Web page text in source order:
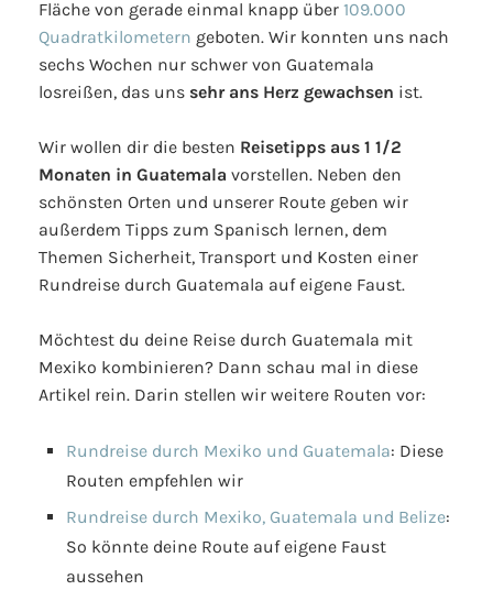
Fläche von gerade einmal knapp über 109.000
Quadratkilometern geboten. Wir konnten uns nach
sechs Wochen nur schwer von Guatemala
losreißen, das uns sehr ans Herz gewachsen ist.
Wir wollen dir die besten Reisetipps aus 1 1/2
Monaten in Guatemala vorstellen. Neben den
schönsten Orten und unserer Route geben wir
außerdem Tipps zum Spanisch lernen, dem
Themen Sicherheit, Transport und Kosten einer
Rundreise durch Guatemala auf eigene Faust.
Möchtest du deine Reise durch Guatemala mit
Mexiko kombinieren? Dann schau mal in diese
Artikel rein. Darin stellen wir weitere Routen vor:
Rundreise durch Mexiko und Guatemala: Diese
Routen empfehlen wir
Rundreise durch Mexiko, Guatemala und Belize:
So könnte deine Route auf eigene Faust
aussehen